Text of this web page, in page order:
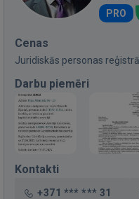
PRO
Cenas
Juridiskās personas
Darbu piemēri
Kontakti
+371 *** *** 31